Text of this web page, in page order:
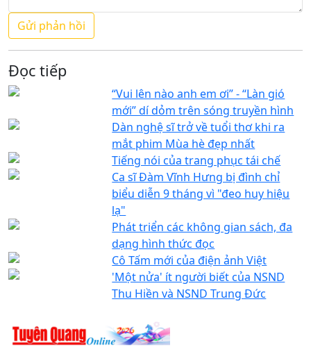
Đọc tiếp
“Vui lên nào anh em ơi” - “Làn gió
mới” dí dỏm trên sóng truyền hình
Dàn nghệ sĩ trở về tuổi thơ khi ra
mắt phim Mùa hè đẹp nhất
Tiếng nói của trang phục tái chế
Ca sĩ Đàm Vĩnh Hưng bị đình chỉ
biểu diễn 9 tháng vì "đeo huy hiệu
lạ"
Phát triển các không gian sách, đa
dạng hình thức đọc
Cô Tấm mới của điện ảnh Việt
'Một nửa' ít người biết của NSND
Thu Hiền và NSND Trung Đức